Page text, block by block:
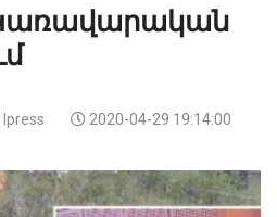
Ipress
2020-04-29 19:14:00